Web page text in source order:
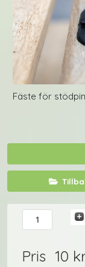
Fäste för
Pris 10